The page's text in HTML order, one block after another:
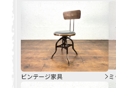
ビンテージ家具